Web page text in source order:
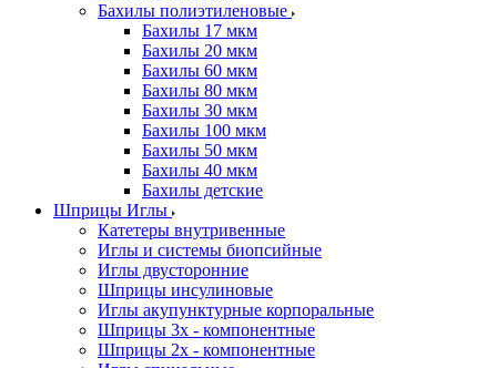
Бахилы полиэтиленовые
Бахилы 17 мкм
Бахилы 20 мкм
Бахилы 60 мкм
Бахилы 80 мкм
Бахилы 30 мкм
Бахилы 100 мкм
Бахилы 50 мкм
Бахилы 40 мкм
Бахилы детские
Шприцы Иглы
Катетеры внутривенные
Иглы и системы биопсийные
Иглы двусторонние
Шприцы инсулиновые
Иглы акупунктурные корпоральные
Шприцы 3х - компонентные
Шприцы 2х - компонентные